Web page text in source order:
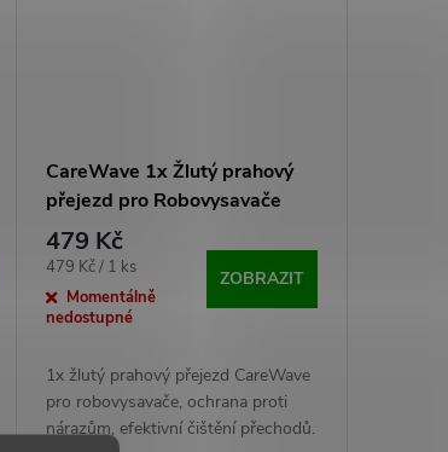
CareWave 1x Žlutý prahový
přejezd pro Robovysavače
479 Kč
Měrná
cena:
479 Kč / 1 ks
Momentálně
nedostupné
ZOBRAZIT
1x žlutý prahový přejezd CareWave
pro robovysavače, ochrana proti
nárazům, efektivní čištění přechodů.